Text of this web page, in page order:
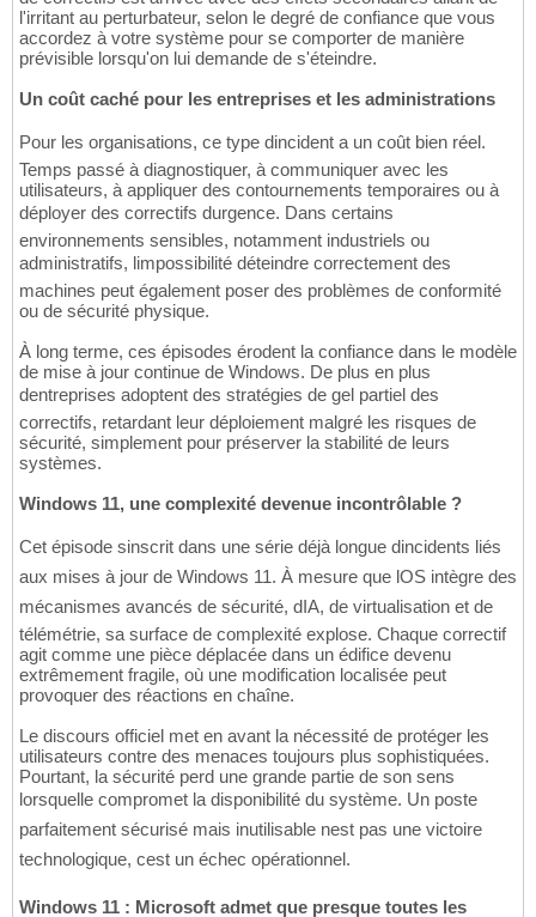
l'irritant au perturbateur, selon le degré de confiance que vous
accordez à votre système pour se comporter de manière
prévisible lorsqu'on lui demande de s'éteindre.
Un coût caché pour les entreprises et les administrations
Pour les organisations, ce type dincident a un coût bien réel.
Temps passé à diagnostiquer, à communiquer avec les
utilisateurs, à appliquer des contournements temporaires ou à
déployer des correctifs durgence. Dans certains
environnements sensibles, notamment industriels ou
administratifs, limpossibilité déteindre correctement des
machines peut également poser des problèmes de conformité
ou de sécurité physique.
À long terme, ces épisodes érodent la confiance dans le modèle
de mise à jour continue de Windows. De plus en plus
dentreprises adoptent des stratégies de gel partiel des
correctifs, retardant leur déploiement malgré les risques de
sécurité, simplement pour préserver la stabilité de leurs
systèmes.
Windows 11, une complexité devenue incontrôlable ?
Cet épisode sinscrit dans une série déjà longue dincidents liés
aux mises à jour de Windows 11. À mesure que lOS intègre des
mécanismes avancés de sécurité, dIA, de virtualisation et de
télémétrie, sa surface de complexité explose. Chaque correctif
agit comme une pièce déplacée dans un édifice devenu
extrêmement fragile, où une modification localisée peut
provoquer des réactions en chaîne.
Le discours officiel met en avant la nécessité de protéger les
utilisateurs contre des menaces toujours plus sophistiquées.
Pourtant, la sécurité perd une grande partie de son sens
lorsquelle compromet la disponibilité du système. Un poste
parfaitement sécurisé mais inutilisable nest pas une victoire
technologique, cest un échec opérationnel.
Windows 11 : Microsoft admet que presque toutes les